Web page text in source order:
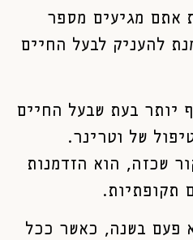
אתם מגיעים מספר
להעניק לבעל החיים
יותר בעת שבעל החיים
של וטרינר.
שכזה, הוא הזדמנות
תקופתיות.
פעם בשנה, כאשר ככל